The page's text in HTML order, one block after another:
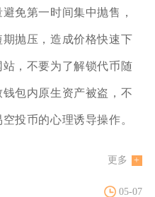
免第一时间集中抛售，
抛压，造成价格快速下
，不要为了解锁代币随
包内原生资产被盗，不
投币的心理诱导操作。
更多
05-07